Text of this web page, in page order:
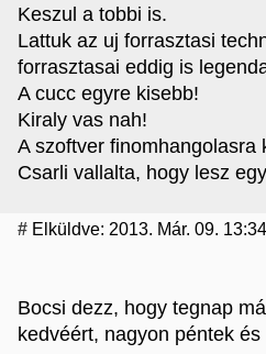
Keszul a tobbi is.
Lattuk az uj forrasztasi
forrasztasai eddig is
A cucc egyre kisebb!
Kiraly vas nah!
A szoftver finomhangolasra
Csarli vallalta, hogy lesz
# Elküldve: 2013. Már. 09. 13:34
Bocsi dezz, hogy tegnap
kedvéért, nagyon péntek